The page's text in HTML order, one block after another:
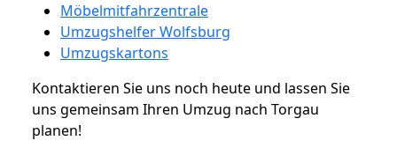
Möbelmitfahrzentrale
Umzugshelfer Wolfsburg
Umzugskartons
Kontaktieren Sie uns noch heute und lassen Sie
uns gemeinsam Ihren Umzug nach Torgau
planen!